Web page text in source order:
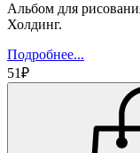
Альбом для
Холдинг.
Подробнее...
51₽